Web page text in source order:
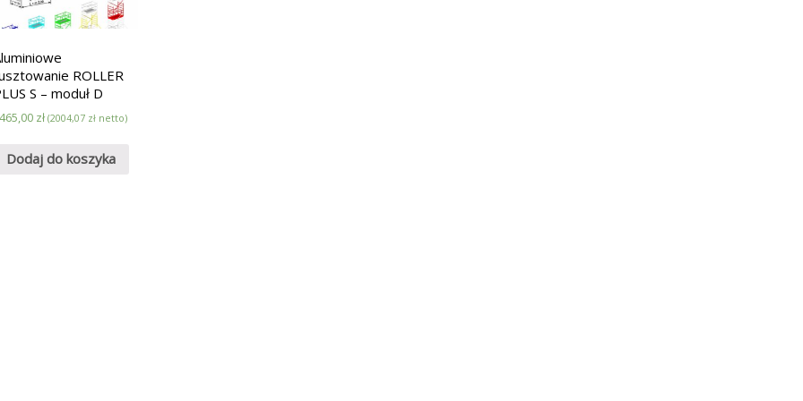
ROLLER
S – moduł D
zł (2004,07 złnetto)
Dodaj do koszyka